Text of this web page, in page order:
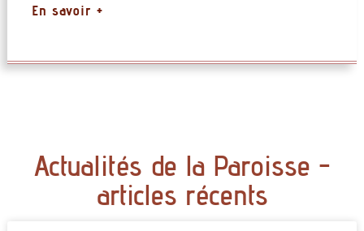
En savoir +
Actualités de la Paroisse -
articles récents